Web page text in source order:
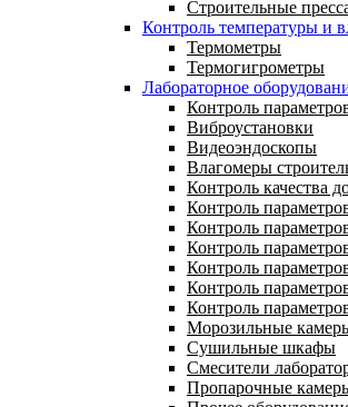
Строительные
Контроль температуры и
Термометры
Термогигрометры
Лабораторное
Контроль
Виброустановки
Видеоэндоскопы
Влагомеры
Контроль качества
Контроль
Контроль
Контроль
Контроль
Контроль
Контроль
Морозильные
Сушильные шкафы
Смесители
Пропарочные